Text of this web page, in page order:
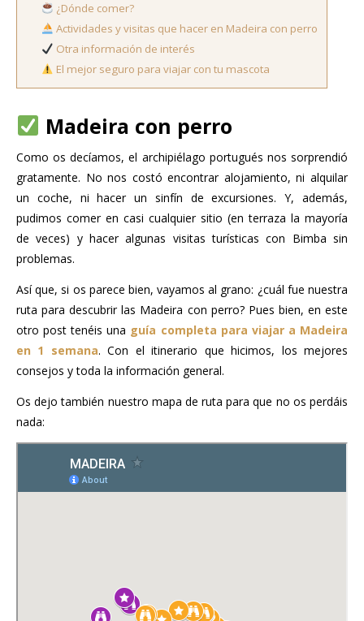
¿Dónde comer?
Actividades y visitas que hacer en Madeira con perro
Otra información de interés
El mejor seguro para viajar con tu mascota
Madeira con perro
Como os decíamos, el archipiélago portugués nos sorprendió
gratamente. No nos costó encontrar alojamiento, ni alquilar
un coche, ni hacer un sinfín de excursiones. Y, además,
pudimos comer en casi cualquier sitio (en terraza la mayoría
de veces) y hacer algunas visitas turísticas con Bimba sin
problemas.
Así que, si os parece bien, vayamos al grano: ¿cuál fue nuestra
ruta para descubrir las Madeira con perro? Pues bien, en este
otro post tenéis una guía completa para viajar a Madeira
en 1 semana. Con el itinerario que hicimos, los mejores
consejos y toda la información general.
Os dejo también nuestro mapa de ruta para que no os perdáis
nada: